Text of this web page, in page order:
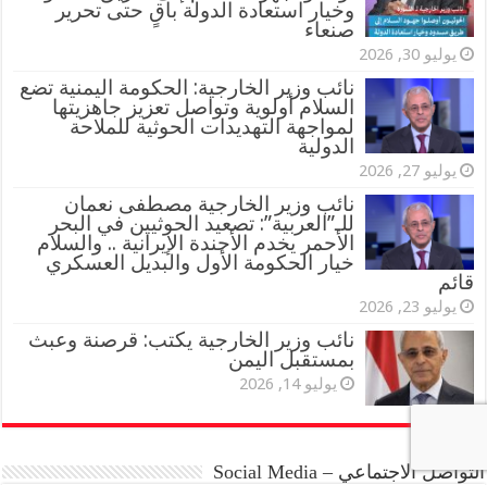
وخيار استعادة الدولة باقٍ حتى تحرير
صنعاء
يوليو 30, 2026
نائب وزير الخارجية: الحكومة اليمنية تضع
السلام أولوية وتواصل تعزيز جاهزيتها
لمواجهة التهديدات الحوثية للملاحة
الدولية
يوليو 27, 2026
نائب وزير الخارجية مصطفى نعمان
للـ”العربية”: تصعيد الحوثيين في البحر
الأحمر يخدم الأجندة الإيرانية .. والسلام
خيار الحكومة الأول والبديل العسكري
قائم
يوليو 23, 2026
نائب وزير الخارجية يكتب: قرصنة وعبث
بمستقبل اليمن
يوليو 14, 2026
التواصل الاجتماعي – Social Media